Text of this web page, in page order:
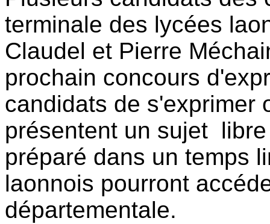
terminale des lycées
Claudel et Pierre
prochain concours
candidats de s'exprimer
présentent un sujet
préparé dans un temps
laonnois pourront
départementale.